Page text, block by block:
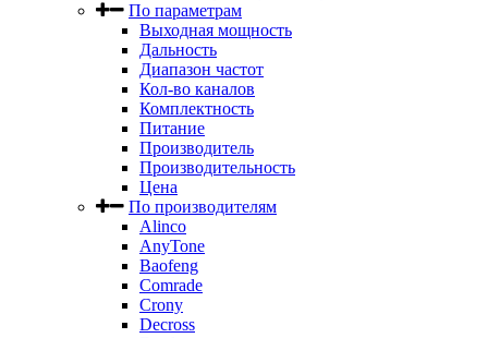
По параметрам
Выходная мощность
Дальность
Диапазон частот
Кол-во каналов
Комплектность
Питание
Производитель
Производительность
Цена
По производителям
Alinco
AnyTone
Baofeng
Comrade
Crony
Decross